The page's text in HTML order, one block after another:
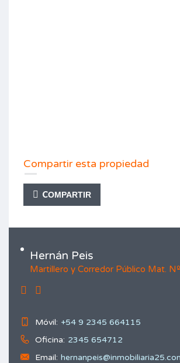
Compartir esta propiedad
COMPARTIR
Hernán Peis
Martillero y Corredor Público Mat.
Móvil: +54 9 2345 664115
Oficina: 2345 654712
Email: